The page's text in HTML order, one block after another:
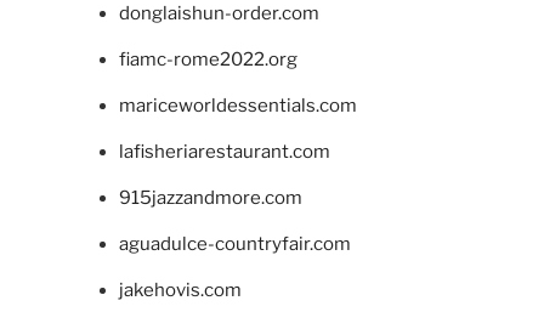
donglaishun-order.com
fiamc-rome2022.org
mariceworldessentials.com
lafisheriarestaurant.com
915jazzandmore.com
aguadulce-countryfair.com
jakehovis.com